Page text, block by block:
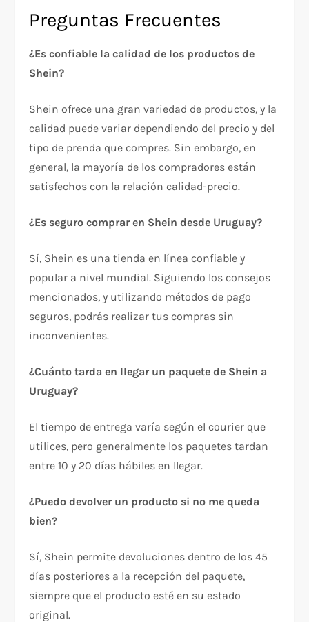
Preguntas Frecuentes
¿Es confiable la calidad de los productos de
Shein?
Shein ofrece una gran variedad de productos, y la
calidad puede variar dependiendo del precio y del
tipo de prenda que compres. Sin embargo, en
general, la mayoría de los compradores están
satisfechos con la relación calidad-precio.
¿Es seguro comprar en Shein desde Uruguay?
Sí, Shein es una tienda en línea confiable y
popular a nivel mundial. Siguiendo los consejos
mencionados, y utilizando métodos de pago
seguros, podrás realizar tus compras sin
inconvenientes.
¿Cuánto tarda en llegar un paquete de Shein a
Uruguay?
El tiempo de entrega varía según el courier que
utilices, pero generalmente los paquetes tardan
entre 10 y 20 días hábiles en llegar.
¿Puedo devolver un producto si no me queda
bien?
Sí, Shein permite devoluciones dentro de los 45
días posteriores a la recepción del paquete,
siempre que el producto esté en su estado
original.